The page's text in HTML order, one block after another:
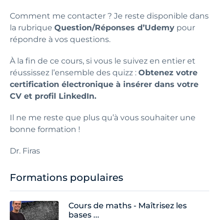
Comment me contacter ? Je reste disponible dans
la rubrique Question/Réponses d’Udemy pour
répondre à vos questions.
À la fin de ce cours, si vous le suivez en entier et
réussissez l’ensemble des quizz : Obtenez votre
certification électronique à insérer dans votre
CV et profil LinkedIn.
Il ne me reste que plus qu’à vous souhaiter une
bonne formation !
Dr. Firas
Formations populaires
Cours de maths - Maîtrisez les
bases ...